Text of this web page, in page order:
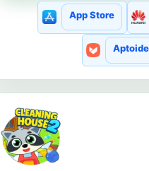
App Store
Aptoide